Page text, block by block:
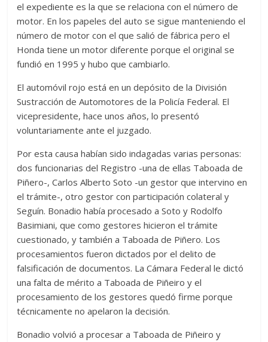
el expediente es la que se relaciona con el número de
motor. En los papeles del auto se sigue manteniendo el
número de motor con el que salió de fábrica pero el
Honda tiene un motor diferente porque el original se
fundió en 1995 y hubo que cambiarlo.
El automóvil rojo está en un depósito de la División
Sustracción de Automotores de la Policía Federal. El
vicepresidente, hace unos años, lo presentó
voluntariamente ante el juzgado.
Por esta causa habían sido indagadas varias personas:
dos funcionarias del Registro -una de ellas Taboada de
Piñero-, Carlos Alberto Soto -un gestor que intervino en
el trámite-, otro gestor con participación colateral y
Seguín. Bonadio había procesado a Soto y Rodolfo
Basimiani, que como gestores hicieron el trámite
cuestionado, y también a Taboada de Piñero. Los
procesamientos fueron dictados por el delito de
falsificación de documentos. La Cámara Federal le dictó
una falta de mérito a Taboada de Piñeiro y el
procesamiento de los gestores quedó firme porque
técnicamente no apelaron la decisión.
Bonadio volvió a procesar a Taboada de Piñeiro y